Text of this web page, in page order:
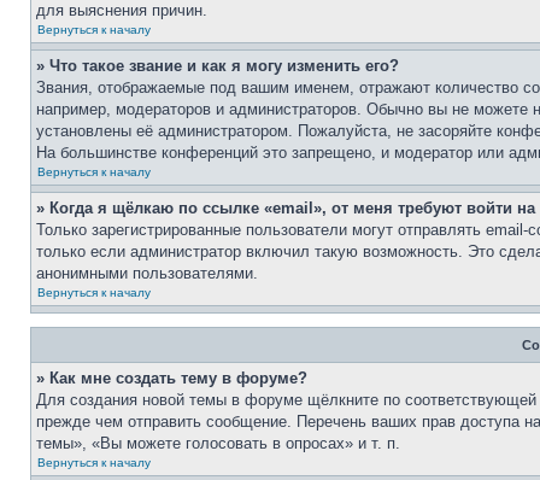
для выяснения причин.
Вернуться к началу
» Что такое звание и как я могу изменить его?
Звания, отображаемые под вашим именем, отражают количество
например, модераторов и администраторов. Обычно вы не можете
установлены её администратором. Пожалуйста, не засоряйте
На большинстве конференций это запрещено, и модератор или
Вернуться к началу
» Когда я щёлкаю по ссылке «email», от меня требуют войти
Только зарегистрированные пользователи могут отправлять
только если администратор включил такую возможность. Это
анонимными пользователями.
Вернуться к началу
» Как мне создать тему в форуме?
Для создания новой темы в форуме щёлкните по
прежде чем отправить сообщение. Перечень ваших прав доступа
темы», «Вы можете голосовать в опросах» и т. п.
Вернуться к началу